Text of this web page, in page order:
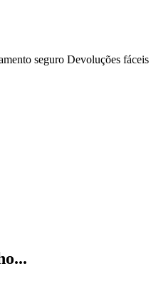
seguro Devoluções fáceis